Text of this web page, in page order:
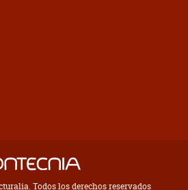
Todos los derechos reservados